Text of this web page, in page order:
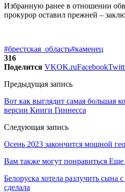
Избранную ранее в отношении
прокурор оставил прежней –
#брестская_область#каменец
316
Поделится VKOK.ruFacebook
Предыдущая запись
Вот как выглядит самая большая
версии Книги Гиннесса
Следующая запись
Осень 2023 закончится мощной
Вам также могут понравиться Еще
Белоруска хотела разлучить сына
сделала